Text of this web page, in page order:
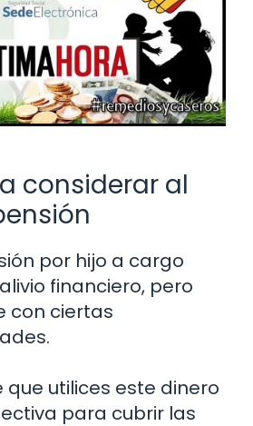
considerar al
por hijo a cargo
financiero, pero
con ciertas
que utilices este dinero
para cubrir las